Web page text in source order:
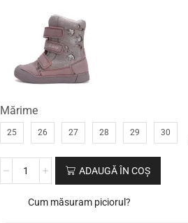
Mărime
25 26 27 28 29 30
ADAUGĂ ÎN COȘ
Cum măsuram piciorul?